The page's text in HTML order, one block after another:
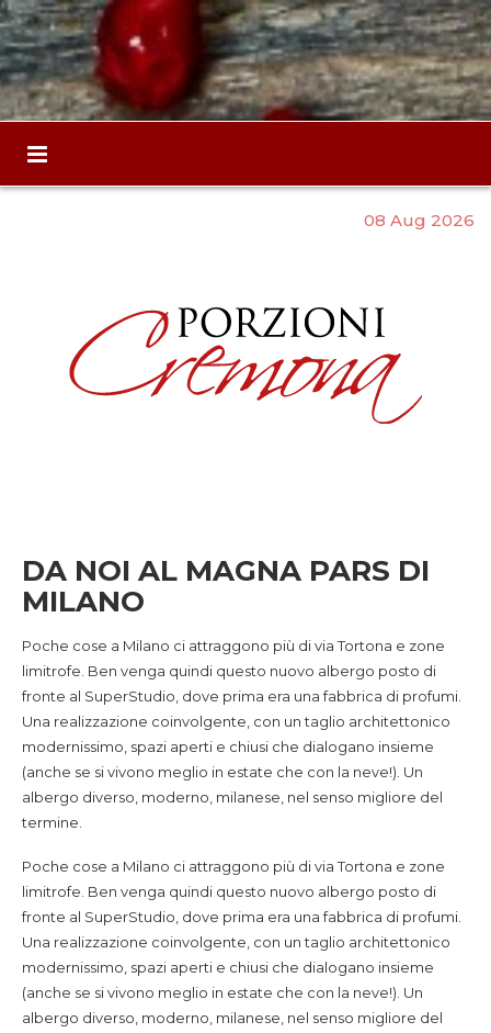
08 Aug 2026
DA NOI AL MAGNA PARS DI
MILANO
Poche cose a Milano ci attraggono più di via Tortona e zone
limitrofe. Ben venga quindi questo nuovo albergo posto di
fronte al SuperStudio, dove prima era una fabbrica di profumi.
Una realizzazione coinvolgente, con un taglio architettonico
modernissimo, spazi aperti e chiusi che dialogano insieme
(anche se si vivono meglio in estate che con la neve!). Un
albergo diverso, moderno, milanese, nel senso migliore del
termine.
Poche cose a Milano ci attraggono più di via Tortona e zone
limitrofe. Ben venga quindi questo nuovo albergo posto di
fronte al SuperStudio, dove prima era una fabbrica di profumi.
Una realizzazione coinvolgente, con un taglio architettonico
modernissimo, spazi aperti e chiusi che dialogano insieme
(anche se si vivono meglio in estate che con la neve!). Un
albergo diverso, moderno, milanese, nel senso migliore del